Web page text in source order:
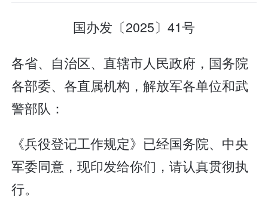
国办发〔2025〕41号
各省、自治区、直辖市人民政府，国务院
各部委、各直属机构，解放军各单位和武
警部队：
《兵役登记工作规定》已经国务院、中央
军委同意，现印发给你们，请认真贯彻执
行。